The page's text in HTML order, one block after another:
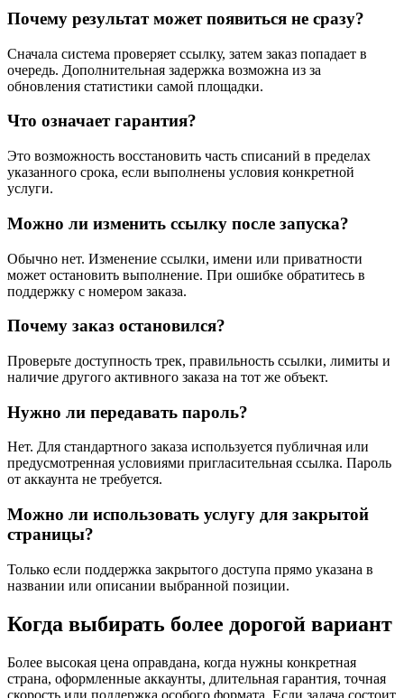
Почему результат может появиться не сразу?
Сначала система проверяет ссылку, затем заказ попадает в
очередь. Дополнительная задержка возможна из за
обновления статистики самой площадки.
Что означает гарантия?
Это возможность восстановить часть списаний в пределах
указанного срока, если выполнены условия конкретной
услуги.
Можно ли изменить ссылку после запуска?
Обычно нет. Изменение ссылки, имени или приватности
может остановить выполнение. При ошибке обратитесь в
поддержку с номером заказа.
Почему заказ остановился?
Проверьте доступность трек, правильность ссылки, лимиты и
наличие другого активного заказа на тот же объект.
Нужно ли передавать пароль?
Нет. Для стандартного заказа используется публичная или
предусмотренная условиями пригласительная ссылка. Пароль
от аккаунта не требуется.
Можно ли использовать услугу для закрытой
страницы?
Только если поддержка закрытого доступа прямо указана в
названии или описании выбранной позиции.
Когда выбирать более дорогой вариант
Более высокая цена оправдана, когда нужны конкретная
страна, оформленные аккаунты, длительная гарантия, точная
скорость или поддержка особого формата. Если задача состоит